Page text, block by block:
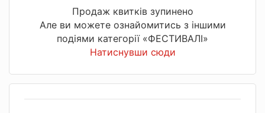
Продаж квитків зупинено
Але ви можете ознайомитись з іншими
подіями категорії «ФЕСТИВАЛІ»
Натиснувши сюди